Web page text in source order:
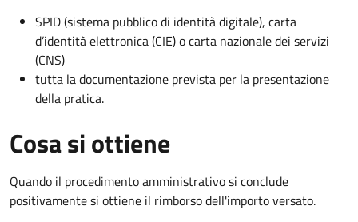
SPID (sistema pubblico di identità digitale), carta
d’identità elettronica (CIE) o carta nazionale dei servizi
(CNS)
tutta la documentazione prevista per la presentazione
della pratica.
Cosa si ottiene
Quando il procedimento amministrativo si conclude
positivamente si ottiene il rimborso dell'importo versato.